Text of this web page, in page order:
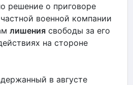
решение о приговоре
военной компании
лишения свободы за его
на стороне
в августе